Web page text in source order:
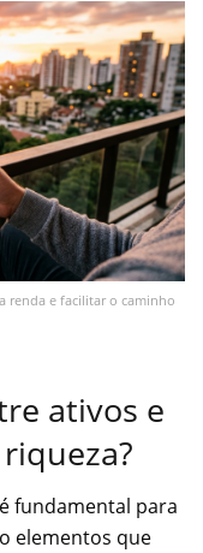
renda e facilitar o caminho
ativos e
fundamental para
elementos que